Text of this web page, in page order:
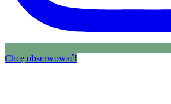
Chcę obserwować!